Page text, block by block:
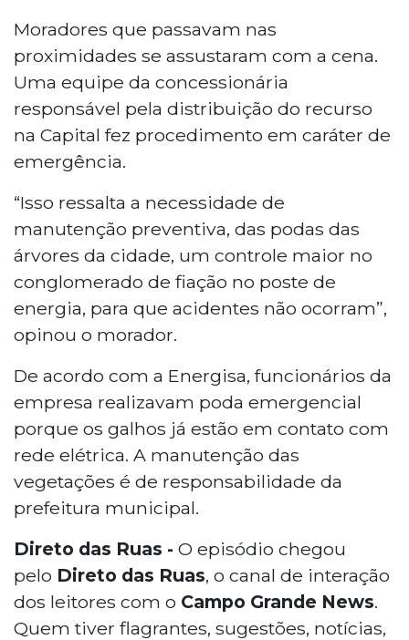
Moradores que passavam nas
proximidades se assustaram com a cena.
Uma equipe da concessionária
responsável pela distribuição do recurso
na Capital fez procedimento em caráter de
emergência.
“Isso ressalta a necessidade de
manutenção preventiva, das podas das
árvores da cidade, um controle maior no
conglomerado de fiação no poste de
energia, para que acidentes não ocorram”,
opinou o morador.
De acordo com a Energisa, funcionários da
empresa realizavam poda emergencial
porque os galhos já estão em contato com
rede elétrica. A manutenção das
vegetações é de responsabilidade da
prefeitura municipal.
Direto das Ruas - O episódio chegou
pelo Direto das Ruas, o canal de interação
dos leitores com o Campo Grande News.
Quem tiver flagrantes, sugestões, notícias,